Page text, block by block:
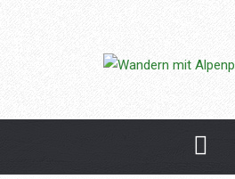
Datenschutzerklärung und unserer
Ok,